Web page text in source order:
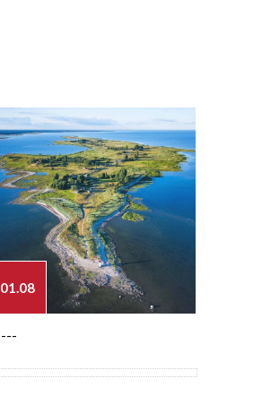
01.08
---